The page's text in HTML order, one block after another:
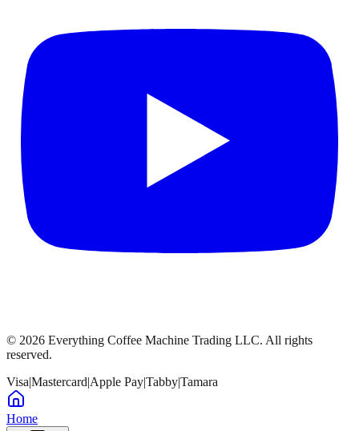
© 2026 Everything Coffee Machine Trading LLC. All rights
reserved.
Visa|Mastercard|Apple Pay|Tabby|Tamara
Home